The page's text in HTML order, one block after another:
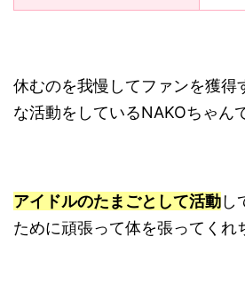
休むのを我慢してファンを獲得
な活動をしているNAKOちゃん
アイドルのたまごとして活動し
ために頑張って体を張ってくれ